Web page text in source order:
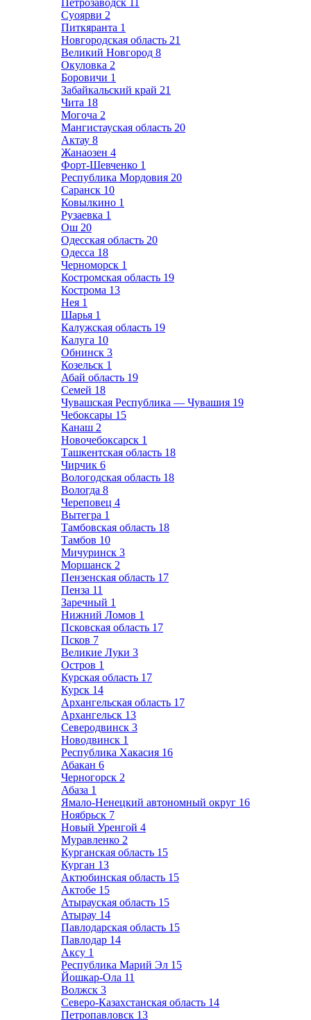
Петрозаводск 11
Суоярви 2
Питкяранта 1
Новгородская область 21
Великий Новгород 8
Окуловка 2
Боровичи 1
Забайкальский край 21
Чита 18
Могоча 2
Мангистауская область 20
Актау 8
Жанаозен 4
Форт-Шевченко 1
Республика Мордовия 20
Саранск 10
Ковылкино 1
Рузаевка 1
Ош 20
Одесская область 20
Одесса 18
Черноморск 1
Костромская область 19
Кострома 13
Нея 1
Шарья 1
Калужская область 19
Калуга 10
Обнинск 3
Козельск 1
Абай область 19
Семей 18
Чувашская Республика — Чувашия 19
Чебоксары 15
Канаш 2
Новочебоксарск 1
Ташкентская область 18
Чирчик 6
Вологодская область 18
Вологда 8
Череповец 4
Вытегра 1
Тамбовская область 18
Тамбов 10
Мичуринск 3
Моршанск 2
Пензенская область 17
Пенза 11
Заречный 1
Нижний Ломов 1
Псковская область 17
Псков 7
Великие Луки 3
Остров 1
Курская область 17
Курск 14
Архангельская область 17
Архангельск 13
Северодвинск 3
Новодвинск 1
Республика Хакасия 16
Абакан 6
Черногорск 2
Абаза 1
Ямало-Ненецкий автономный округ 16
Ноябрьск 7
Новый Уренгой 4
Муравленко 2
Курганская область 15
Курган 13
Актюбинская область 15
Актобе 15
Атырауская область 15
Атырау 14
Павлодарская область 15
Павлодар 14
Аксу 1
Республика Марий Эл 15
Йошкар-Ола 11
Волжск 3
Северо-Казахстанская область 14
Петропавловск 13